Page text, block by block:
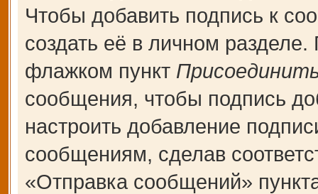
Чтобы добавить подпись к
создать её в личном
флажком пункт
сообщения, чтобы подпись
настроить добавление
сообщениям, сделав
«Отправка сообщений»